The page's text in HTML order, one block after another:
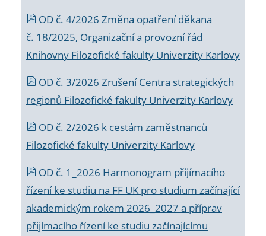
OD č. 4/2026 Změna opatření děkana
č. 18/2025, Organizační a provozní řád
Knihovny Filozofické fakulty Univerzity Karlovy
OD č. 3/2026 Zrušení Centra strategických
regionů Filozofické fakulty Univerzity Karlovy
OD č. 2/2026 k cestám zaměstnanců
Filozofické fakulty Univerzity Karlovy
OD č. 1_2026 Harmonogram přijímacího
řízení ke studiu na FF UK pro studium začínající
akademickým rokem 2026_2027 a příprav
přijímacího řízení ke studiu začínajícímu